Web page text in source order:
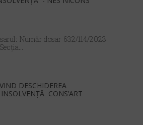
Număr dosar 632/114/2023
DESCHIDEREA
CONS’ART